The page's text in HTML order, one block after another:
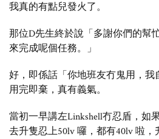
我真的有點兒發火了。
那位D先生終於說「多謝你們的幫
來完成呢個任務。」
好，即係話「你地班友冇鬼用，我
用完即棄，真有義氣。
當初一早講左Linkshell冇忍盾，如
去升隻忍上50lv 囉，都有40lv 啦，